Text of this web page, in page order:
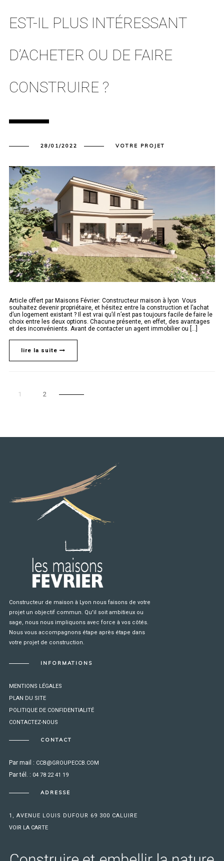
EST-IL PLUS INTÉRESSANT
D’ACHETER OU DE FAIRE
CONSTRUIRE ?
28/01/2022 VOTRE PROJET
Article offert par Maisons Février: Constructeur maison à lyon Vous
souhaitez devenir propriétaire, et hésitez entre la construction et l’achat
d’un logement existant ? Il est vrai qu’il n’est pas toujours facile de faire le
choix entre les deux options. Chacune présente, en effet, des avantages
et des inconvénients. Avant de contacter un agent immobilier ou [...]
lire la suite
1 2
Constructeur de maison à Lyon nous faisons de votre
projet un objectif commun. Qu'il soit ambitieux ou
sage, nous nous impliquons avec force à vos côtés.
Nous vous accompagnons étape après étape dans
votre projet de construction.
INFORMATIONS
MENTIONS LÉGALES
PLAN DU SITE
POLITIQUE DE CONFIDENTIALITÉ
CONTACTEZ-NOUS
CONTACT
Par mail : CCB@GROUPECCB.COM
Par tél. : 04 78 22 41 19
ADRESSE
1, AVENUE LOUIS DUFOUR 69 300 CALUIRE
VOIR LA CARTE